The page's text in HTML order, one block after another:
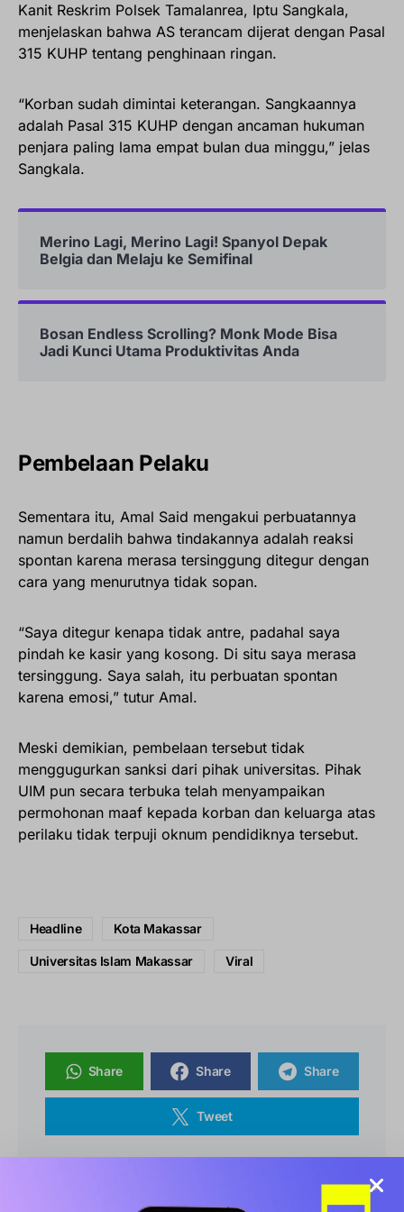
Kanit Reskrim Polsek Tamalanrea, Iptu Sangkala,
menjelaskan bahwa AS terancam dijerat dengan Pasal
315 KUHP tentang penghinaan ringan.
“Korban sudah dimintai keterangan. Sangkaannya
adalah Pasal 315 KUHP dengan ancaman hukuman
penjara paling lama empat bulan dua minggu,” jelas
Sangkala.
Merino Lagi, Merino Lagi! Spanyol Depak
Belgia dan Melaju ke Semifinal
Bosan Endless Scrolling? Monk Mode Bisa
Jadi Kunci Utama Produktivitas Anda
Pembelaan Pelaku
Sementara itu, Amal Said mengakui perbuatannya
namun berdalih bahwa tindakannya adalah reaksi
spontan karena merasa tersinggung ditegur dengan
cara yang menurutnya tidak sopan.
“Saya ditegur kenapa tidak antre, padahal saya
pindah ke kasir yang kosong. Di situ saya merasa
tersinggung. Saya salah, itu perbuatan spontan
karena emosi,” tutur Amal.
Meski demikian, pembelaan tersebut tidak
menggugurkan sanksi dari pihak universitas. Pihak
UIM pun secara terbuka telah menyampaikan
permohonan maaf kepada korban dan keluarga atas
perilaku tidak terpuji oknum pendidiknya tersebut.
Headline Kota Makassar
Universitas Islam Makassar Viral
Share Share Share
Tweet